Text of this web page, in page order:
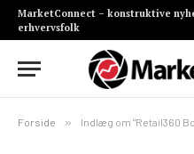
MarketConnect – konstruktive
erhvervsfolk
Forside » Indlæg om "Retail360